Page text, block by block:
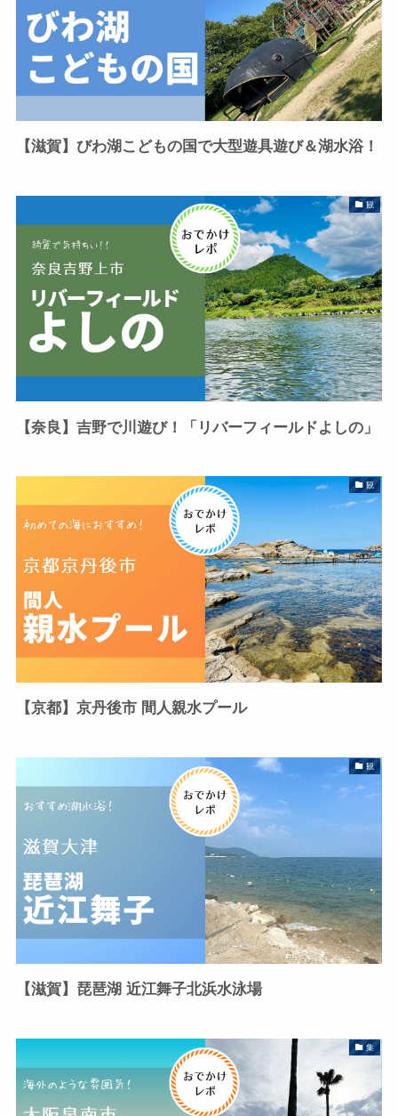
【滋賀】びわ湖こどもの国で大型遊具遊び＆湖水浴！
観
【奈良】吉野で川遊び！「リバーフィールドよしの」
観
【京都】京丹後市 間人親水プール
観
【滋賀】琵琶湖 近江舞子北浜水泳場
集